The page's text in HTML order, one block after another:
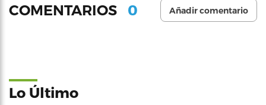
COMENTARIOS 0 Añadir comentario
Lo Último